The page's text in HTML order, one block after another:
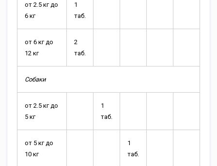
от 2.5 кг до
6 кг
1
таб.
от 6 кг до
12 кг
2
таб.
Собаки
от 2.5 кг до
5 кг
1
таб.
от 5 кг до
10 кг
1
таб.